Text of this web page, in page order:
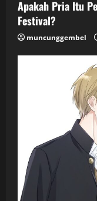
Apakah Pria Itu
Festival?
muncunggembel